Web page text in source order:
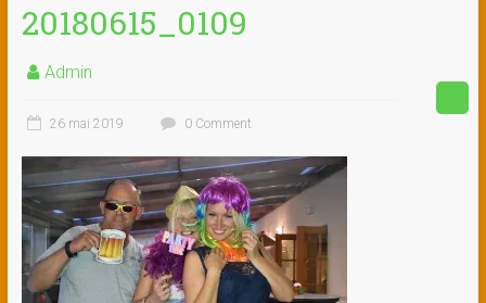
20180615_0109
Admin
26 mai 2019 0 Comment